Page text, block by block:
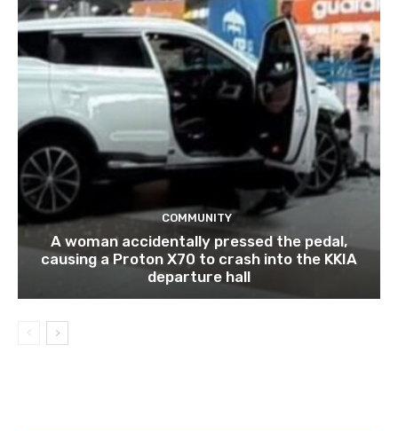
COMMUNITY
A woman accidentally pressed the pedal,
causing a Proton X70 to crash into the KKIA
departure hall